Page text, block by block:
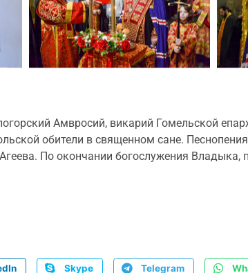
Амвросий, викарий Гомельской
обители в священном сане.
По окончании богослужения Владыка,
Skype Telegram